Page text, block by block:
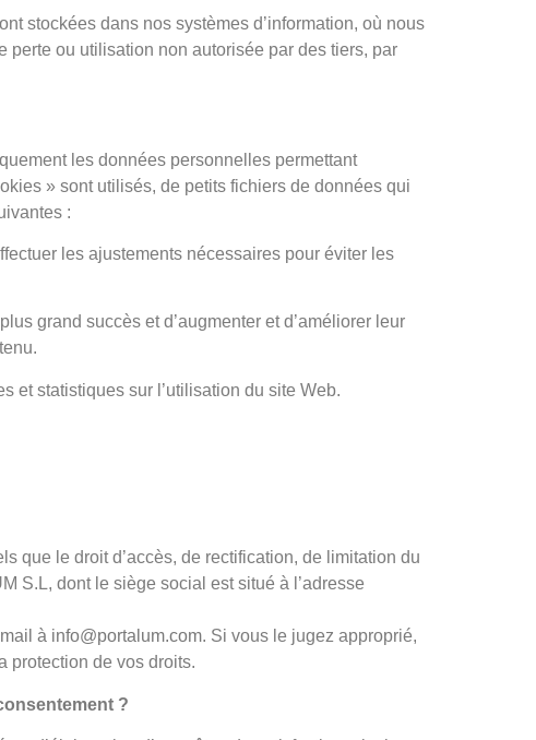
stockées dans nos systèmes d’information, où nous
ou utilisation non autorisée par des tiers, par
les données personnelles permettant
» sont utilisés, de petits fichiers de données qui
:
les ajustements nécessaires pour éviter les
grand succès et d’augmenter et d’améliorer leur
et statistiques sur l’utilisation du site Web.
que le droit d’accès, de rectification, de limitation du
S.L, dont le siège social est situé à l’adresse
à info@portalum.com. Si vous le jugez approprié,
protection de vos droits.
?